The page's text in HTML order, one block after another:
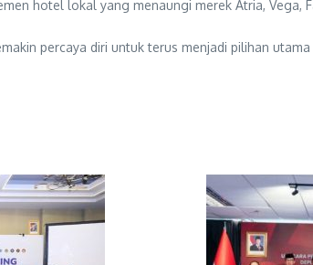
hotel lokal yang menaungi merek Atria,
percaya diri untuk terus menjadi pilihan